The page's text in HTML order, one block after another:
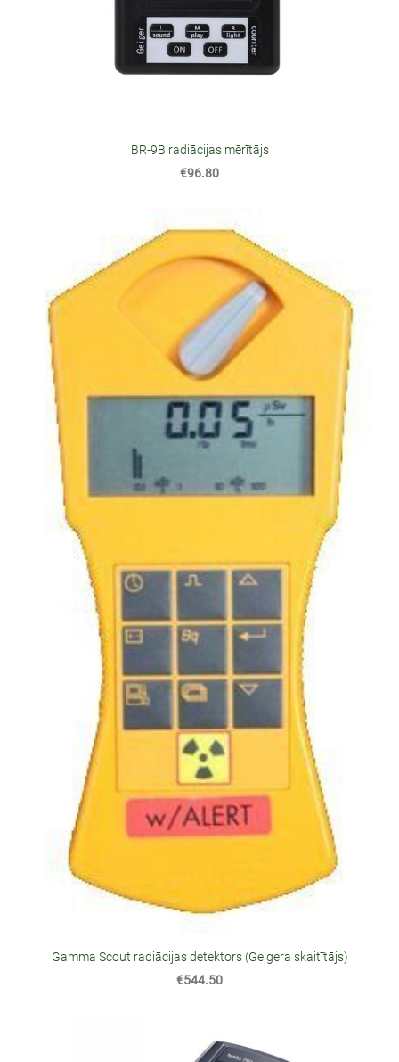
BR-9B radiācijas mērītājs
€96.80
Gamma Scout radiācijas detektors (Geigera skaitītājs)
€544.50